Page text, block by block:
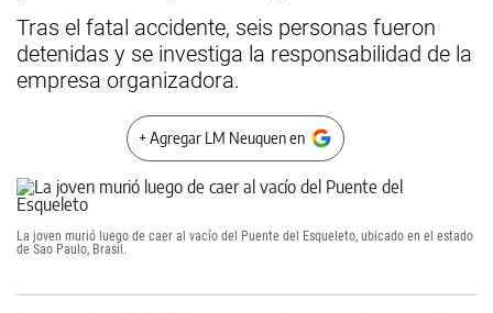
Tras el fatal accidente, seis personas fueron
detenidas y se investiga la responsabilidad de la
empresa organizadora.
+ Agregar LM Neuquen en
La joven murió luego de caer al vacío del Puente del Esqueleto, ubicado en el estado
de Sao Paulo, Brasil.